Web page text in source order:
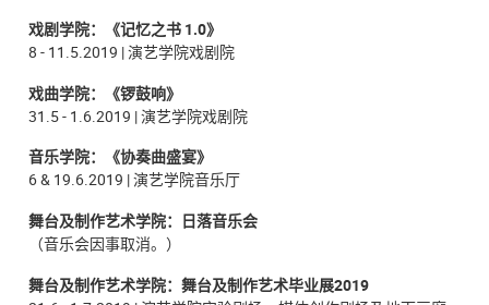
戏剧学院：《记忆之书 1.0》
8 - 11.5.2019 | 演艺学院戏剧院
戏曲学院：《锣鼓响》
31.5 - 1.6.2019 | 演艺学院戏剧院
音乐学院：《协奏曲盛宴》
6 & 19.6.2019 | 演艺学院音乐厅
舞台及制作艺术学院：日落音乐会
（音乐会因事取消。）
舞台及制作艺术学院：舞台及制作艺术毕业展2019